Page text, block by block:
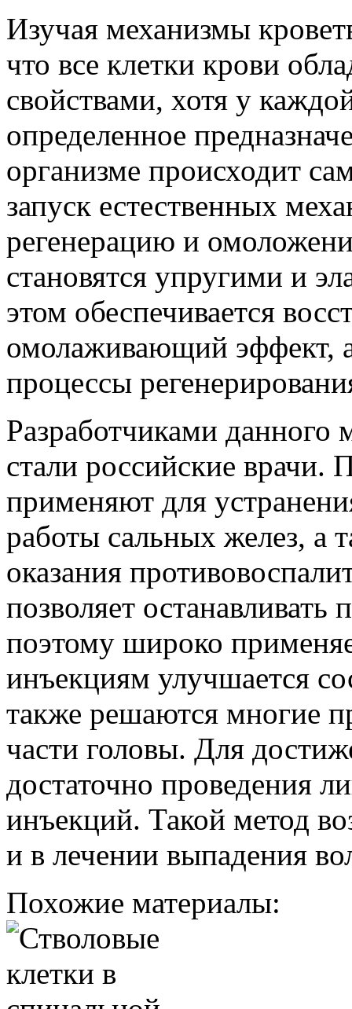
Изучая механизмы
что все клетки крови
свойствами, хотя у
определенное
организме происходит
запуск естественных
регенерацию и
становятся упругими и
этом обеспечивается
омолаживающий эффект,
процессы
Разработчиками данного
стали российские врачи.
применяют для
работы сальных желез, а
оказания
позволяет
поэтому широко
инъекциям улучшается
также решаются многие
части головы. Для
достаточно проведения
инъекций. Такой метод
и в лечении выпадения
Похожие материалы: